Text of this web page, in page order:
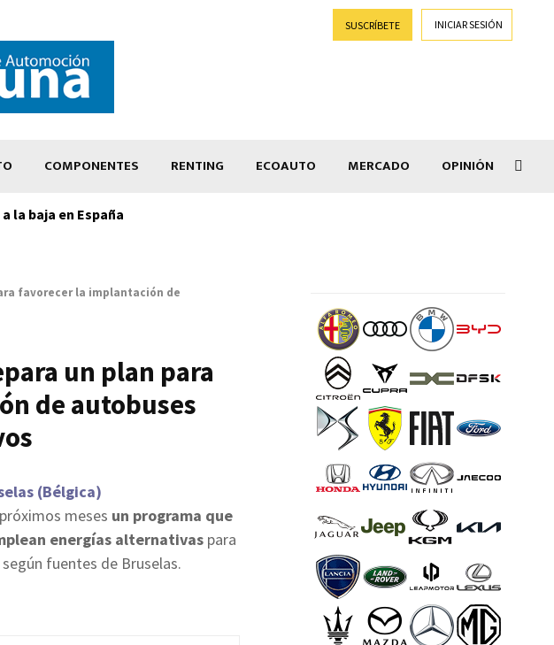
SUSCRÍBETE INICIAR SESIÓN
COMPONENTES RENTING ECOAUTO MERCADO OPINIÓN
la baja en España
favorecer la implantación de
un plan para
de autobuses
(Bélgica)
meses un programa que
energías alternativaspara
fuentes de Bruselas.